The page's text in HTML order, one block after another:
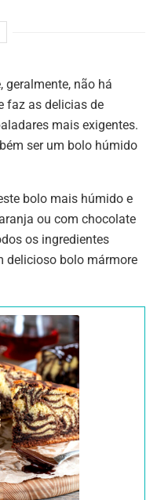
geralmente, não há
faz as delicias de
mais exigentes.
ser um bolo húmido
bolo mais húmido e
ou com chocolate
os ingredientes
delicioso bolo mármore